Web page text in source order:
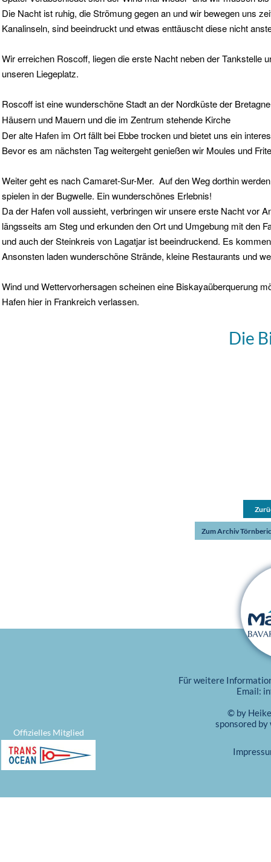
Die Nacht ist ruhig, die Strömung gegen an und wir bewegen uns
Kanalinseln, sind beeindruckt und etwas enttäuscht diese nicht
Wir erreichen Roscoff, liegen die erste Nacht neben der Tankstelle
unseren Liegeplatz.
Roscoff ist eine wunderschöne Stadt an der Nordküste der
Häusern und Mauern und die im Zentrum stehende Kirche
Der alte Hafen im Ort fällt bei Ebbe trocken und bietet uns ein
Bevor es am nächsten Tag weitergeht genießen wir Moules und
Weiter geht es nach Camaret-Sur-Mer. Auf den Weg dorthin
spielen in der Bugwelle. Ein wunderschönes Erlebnis!
Da der Hafen voll aussieht, verbringen wir unsere erste Nacht vor
längsseits am Steg und erkunden den Ort und Umgebung mit den
und auch der Steinkreis von Lagatjar ist beeindruckend. Es
Ansonsten laden wunderschöne Strände, kleine Restaurants und
Wind und Wettervorhersagen scheinen eine Biskayaüberquerung
Hafen hier in Frankreich verlassen.
Die
Zum Archiv
Für weitere
Email:
© by
sponsored by
Offizielles Mitglied